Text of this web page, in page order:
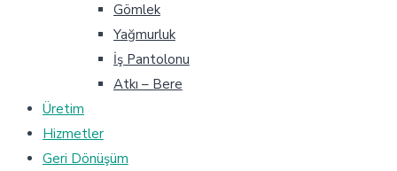
Gömlek
Yağmurluk
İş Pantolonu
Atkı – Bere
Üretim
Hizmetler
Geri Dönüşüm